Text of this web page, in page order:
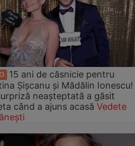
15 ani de căsnicie pentru
Șișcanu și Mădălin Ionescu!
neașteptată a găsit
când a ajuns acasă Vedete